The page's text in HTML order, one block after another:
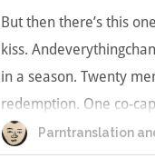
But then there’s this
kiss.
in a season. Twenty
redemption. One co-
forever. This is the
แบบฟีลกู้ดติดๆ กันแล้ว เ
Parntranslation